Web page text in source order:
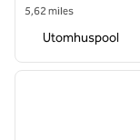
5,62 miles
Utomhuspool
1 av 12